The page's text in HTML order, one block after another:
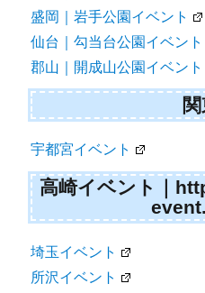
盛岡｜岩手公園イベント
仙台｜勾当台公園イベント
郡山｜開成山公園イベント
宇都宮イベント
高崎イベント｜
埼玉イベント
所沢イベント